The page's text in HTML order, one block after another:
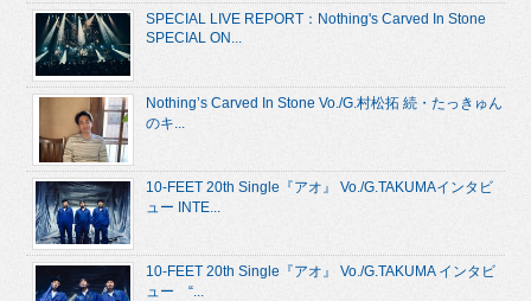
SPECIAL LIVE REPORT：Nothing's Carved In Stone
SPECIAL ON...
Nothing’s Carved In Stone Vo./G.村松拓 続・たっきゅん
のキ...
10-FEET 20th Single『アオ』 Vo./G.TAKUMAインタビ
ュー INTE...
10-FEET 20th Single『アオ』 Vo./G.TAKUMA インタビ
ュー “...